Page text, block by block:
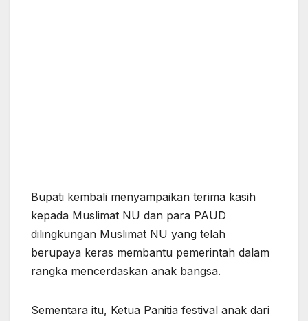
Bupati kembali menyampaikan terima kasih
kepada Muslimat NU dan para PAUD
dilingkungan Muslimat NU yang telah
berupaya keras membantu pemerintah dalam
rangka mencerdaskan anak bangsa.
Sementara itu, Ketua Panitia festival anak dari